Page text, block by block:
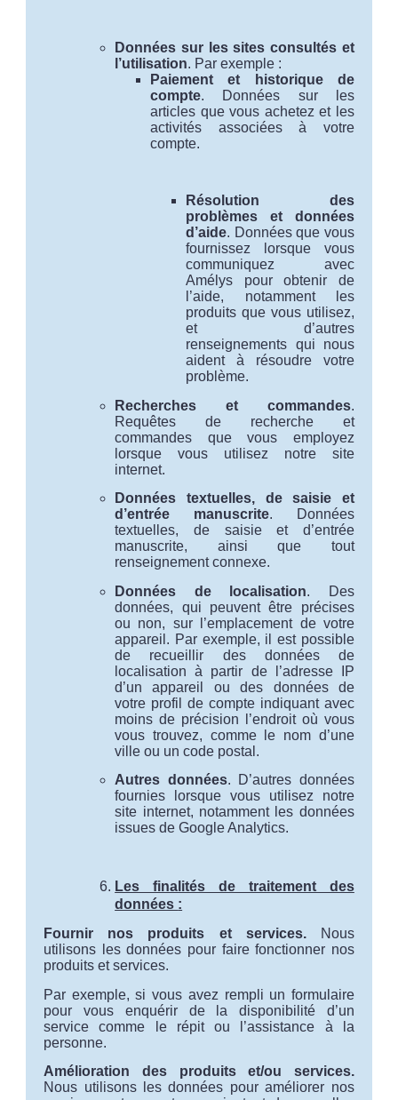
Données sur les sites consultés et
l’utilisation. Par exemple :
Paiement et historique de
compte. Données sur les
articles que vous achetez et les
activités associées à votre
compte.
Résolution des
problèmes et données
d’aide. Données que vous
fournissez lorsque vous
communiquez avec
Amélys pour obtenir de
l’aide, notamment les
produits que vous utilisez,
et d’autres
renseignements qui nous
aident à résoudre votre
problème.
Recherches et commandes.
Requêtes de recherche et
commandes que vous employez
lorsque vous utilisez notre site
internet.
Données textuelles, de saisie et
d’entrée manuscrite. Données
textuelles, de saisie et d’entrée
manuscrite, ainsi que tout
renseignement connexe.
Données de localisation. Des
données, qui peuvent être précises
ou non, sur l’emplacement de votre
appareil. Par exemple, il est possible
de recueillir des données de
localisation à partir de l’adresse IP
d’un appareil ou des données de
votre profil de compte indiquant avec
moins de précision l’endroit où vous
vous trouvez, comme le nom d’une
ville ou un code postal.
Autres données. D’autres données
fournies lorsque vous utilisez notre
site internet, notamment les données
issues de Google Analytics.
Les finalités de traitement des
données :
Fournir nos produits et services.
Nous
utilisons les données pour faire fonctionner nos
produits et services.
Par exemple, si vous avez rempli un formulaire
pour vous enquérir de la disponibilité d’un
service comme le répit ou l’assistance à la
personne.
Amélioration des produits et/ou services.
Nous utilisons les données pour améliorer nos